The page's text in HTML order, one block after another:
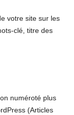
votre site sur les
clé, titre des
numéroté plus
(Articles